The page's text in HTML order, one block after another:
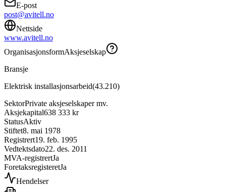
E-post
post@avitell.no
Nettside
www.avitell.no
OrganisasjonsformAksjeselskap
Bransje
Elektrisk installasjonsarbeid(43.210)
SektorPrivate aksjeselskaper mv.
Aksjekapital638 333 kr
StatusAktiv
Stiftet8. mai 1978
Registrert19. feb. 1995
Vedtektsdato22. des. 2011
MVA-registrertJa
ForetaksregisteretJa
Hendelser